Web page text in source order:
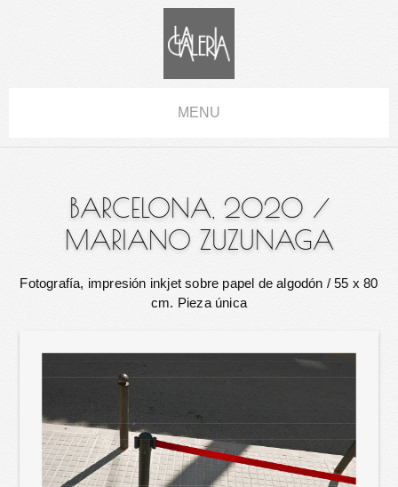
MENU
BARCELONA, 2020 /
MARIANO ZUZUNAGA
Fotografía, impresión inkjet sobre papel de algodón / 55 x 80
cm. Pieza única